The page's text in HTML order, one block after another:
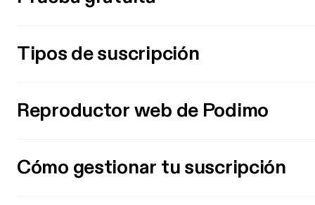
Tipos de suscripción
Reproductor web de Podimo
Cómo gestionar tu suscripción